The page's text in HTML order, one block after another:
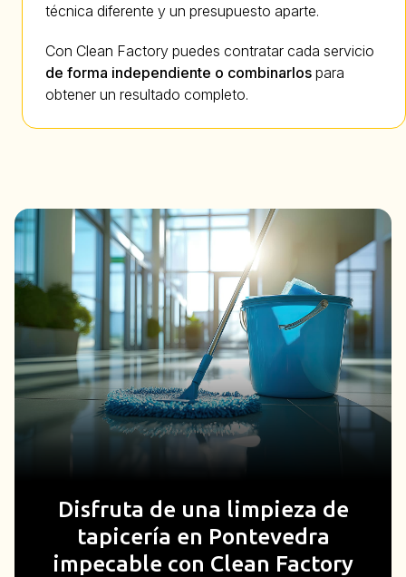
técnica diferente y un presupuesto aparte.
Con Clean Factory puedes contratar cada servicio
de forma independiente o combinarlos para
obtener un resultado completo.
Disfruta de una limpieza de
tapicería en Pontevedra
impecable con Clean Factory